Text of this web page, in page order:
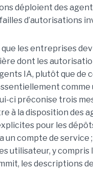
déploient des
d’autorisations
que les entreprises
dont les
IA, plutôt que de
comme
ci préconise trois
à la disposition des
pour les
un compte de service
utilisateur, y compris
les descriptions